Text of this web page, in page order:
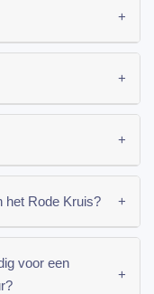
+
+
+
het Rode Kruis? +
voor een
+